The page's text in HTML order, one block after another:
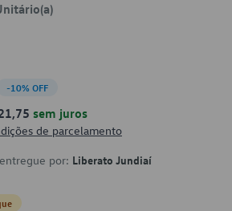
-10% OFF
sem juros
de parcelamento
por: Liberato Jundiaí